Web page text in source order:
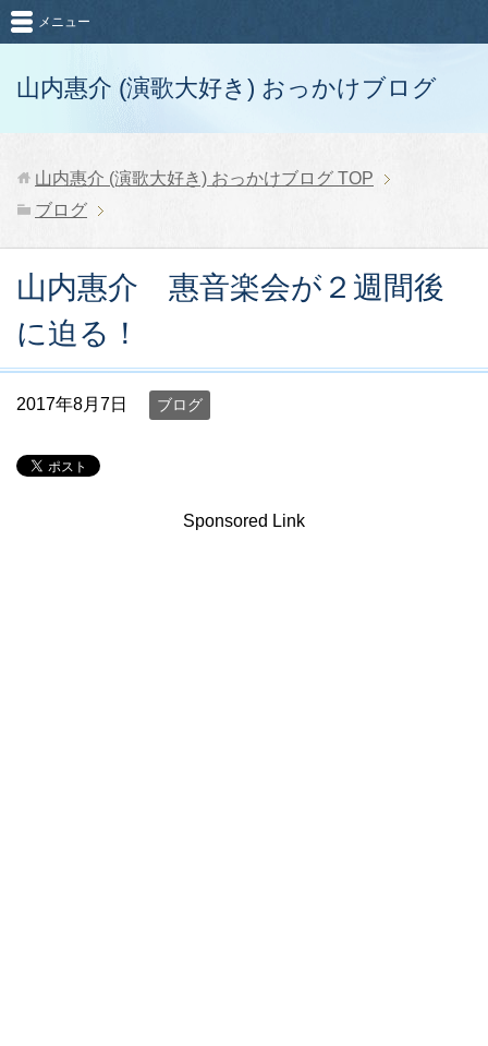
山内惠介 (演歌大好き) おっかけブログ
メニュー
山内惠介 (演歌大好き) おっかけブログ TOP
ブログ
山内惠介 惠音楽会が２週間後
に迫る！
2017年8月7日 ブログ
Sponsored Link